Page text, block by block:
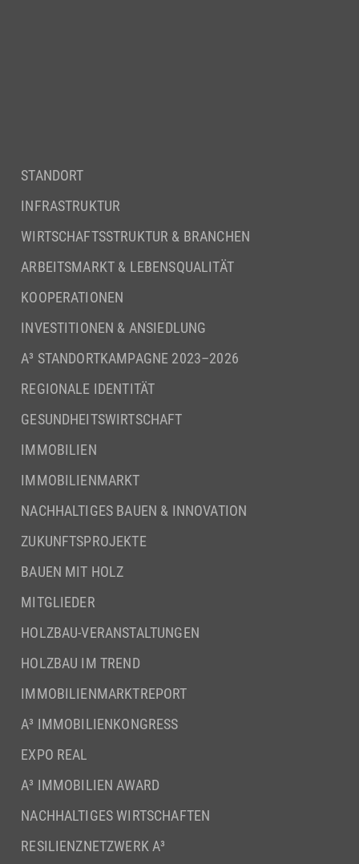
STANDORT
INFRASTRUKTUR
WIRTSCHAFTSSTRUKTUR & BRANCHEN
ARBEITSMARKT & LEBENSQUALITÄT
KOOPERATIONEN
INVESTITIONEN & ANSIEDLUNG
A³ STANDORTKAMPAGNE 2023–2026
REGIONALE IDENTITÄT
GESUNDHEITSWIRTSCHAFT
IMMOBILIEN
IMMOBILIENMARKT
NACHHALTIGES BAUEN & INNOVATION
ZUKUNFTSPROJEKTE
BAUEN MIT HOLZ
MITGLIEDER
HOLZBAU-VERANSTALTUNGEN
HOLZBAU IM TREND
IMMOBILIENMARKTREPORT
A³ IMMOBILIENKONGRESS
EXPO REAL
A³ IMMOBILIEN AWARD
NACHHALTIGES WIRTSCHAFTEN
RESILIENZNETZWERK A³